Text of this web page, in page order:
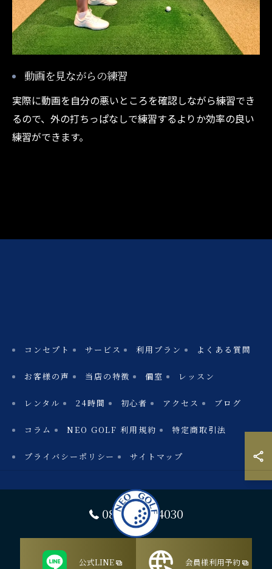
動画を見ながらの練習
実際に動画を自分の悪いところを確認しながら練習でき
るので、外の打ちっぱなしで練習するよりか効率の良い
練習ができます。
080-4450-4030
公式LINE 会員様利用予約
コンセプト サービス 利用プラン よくある質問
お客様の声 当店の特徴 個室 レッスン
レンタル 24時間 初心者 アクセス ブログ
コラム NEO GOLF 利用規約 特定商取引法
プライバシーポリシー サイトマップ
© 2026 愛知のシミュレーションゴルフならNEO GOLF ALL RIGHTS